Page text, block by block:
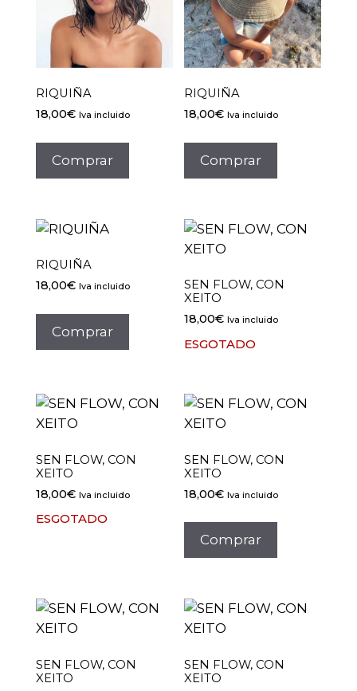
RIQUIÑA
18,00€ Iva incluido
Comprar
RIQUIÑA
18,00€ Iva incluido
Comprar
RIQUIÑA
18,00€ Iva incluido
Comprar
SEN FLOW, CON
XEITO
18,00€ Iva incluido
ESGOTADO
SEN FLOW, CON
XEITO
18,00€ Iva incluido
ESGOTADO
SEN FLOW, CON
XEITO
18,00€ Iva incluido
Comprar
SEN FLOW, CON
XEITO
SEN FLOW, CON
XEITO